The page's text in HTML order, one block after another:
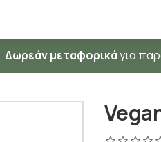
Δωρεάν μεταφορικάγια